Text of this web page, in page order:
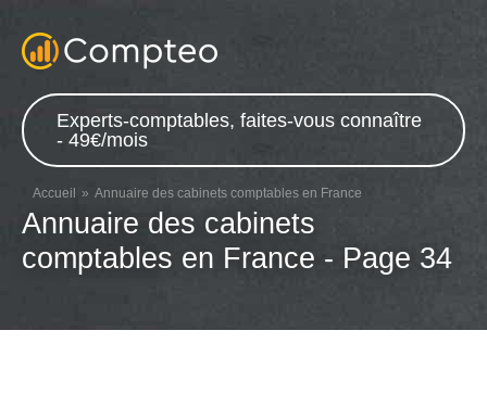
Experts-comptables, faites-vous connaître
- 49€/mois
Accueil Annuaire des cabinets comptables en France
Annuaire des cabinets
comptables en France - Page 34